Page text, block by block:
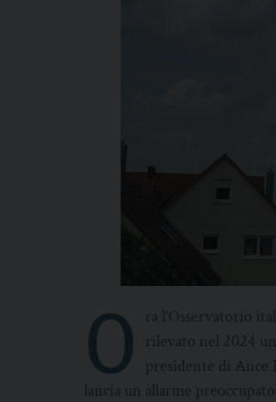
O
ra l’Osservatorio
rilevato nel 2024
presidente di Ance
lancia un allarme